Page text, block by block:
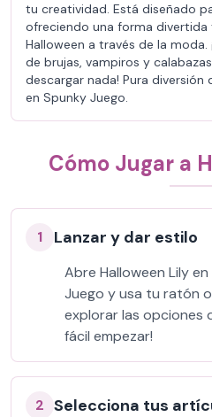
tu creatividad. Está diseñado
ofreciendo una forma divertida
Halloween a través de la moda.
de brujas, vampiros y
descargar nada! Pura diversión
en Spunky Juego.
Cómo Jugar a
1 Lanzar y dar estilo
Abre Halloween Lily
Juego y usa tu ratón
explorar las opciones
fácil empezar!
2 Selecciona tus